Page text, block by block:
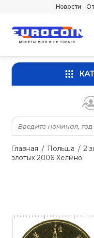
Новости
Главная Польша 2
злотых 2006 Хелмно